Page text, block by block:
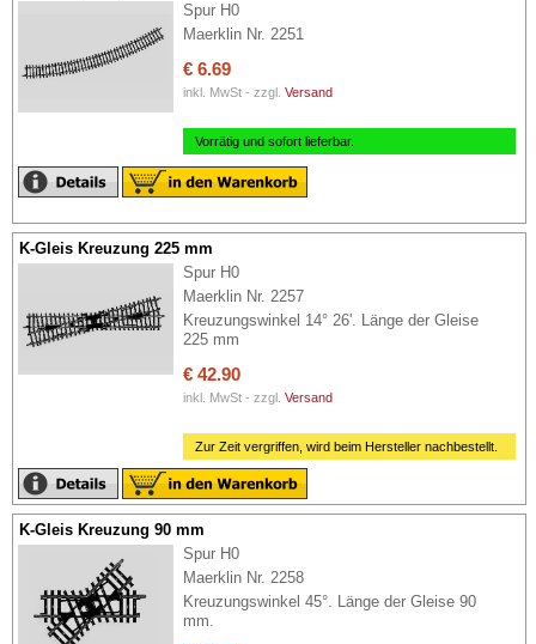
Spur H0
Maerklin Nr. 2251
€ 6.69
inkl. MwSt - zzgl. Versand
Vorrätig und sofort lieferbar.
K-Gleis Kreuzung 225 mm
Spur H0
Maerklin Nr. 2257
Kreuzungswinkel 14° 26'. Länge der Gleise
225 mm
€ 42.90
inkl. MwSt - zzgl. Versand
Zur Zeit vergriffen, wird beim Hersteller nachbestellt.
K-Gleis Kreuzung 90 mm
Spur H0
Maerklin Nr. 2258
Kreuzungswinkel 45°. Länge der Gleise 90
mm.